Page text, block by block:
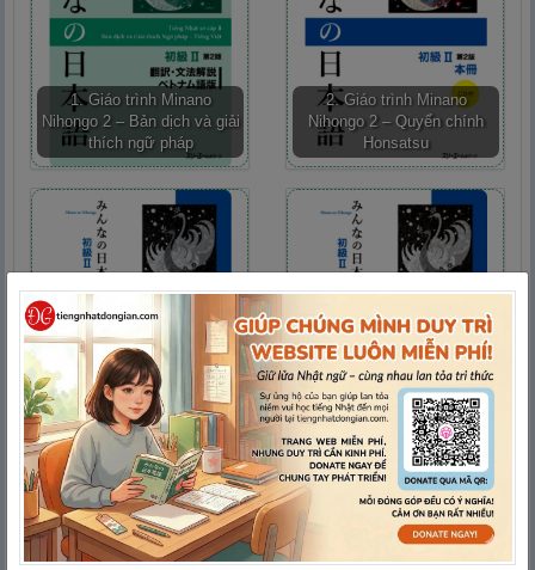
1. Giáo trình Minano
Nihongo 2 – Bản dịch và giải
thích ngữ pháp
2. Giáo trình Minano
Nihongo 2 – Quyển chính
Honsatsu
3. Giáo trình Minano
Nihongo 2 – Quyển Bài Tập
Nâng Cao Hyoujun
Mondaishuu
4. Giáo trình Minano
Nihongo 2 – Quyển Bài Tập
Bunkei Renshuuchou